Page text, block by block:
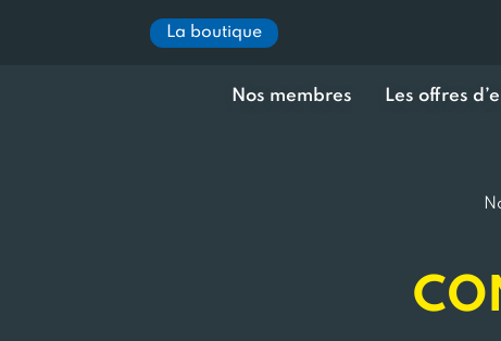
La boutique
Nos membres Les offres